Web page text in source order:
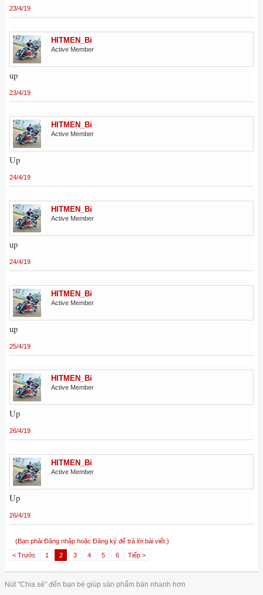
23/4/19
HITMEN_Bi
Active Member
up
23/4/19
HITMEN_Bi
Active Member
Up
24/4/19
HITMEN_Bi
Active Member
up
24/4/19
HITMEN_Bi
Active Member
up
25/4/19
HITMEN_Bi
Active Member
Up
26/4/19
HITMEN_Bi
Active Member
Up
26/4/19
(Bạn phải Đăng nhập hoặc Đăng ký để trả lời bài viết.)
< Trước
1 2 3 4 5 6 Tiếp >
Nút "Chia sẻ" đến bạn bè giúp sản phẩm bán nhanh hơn